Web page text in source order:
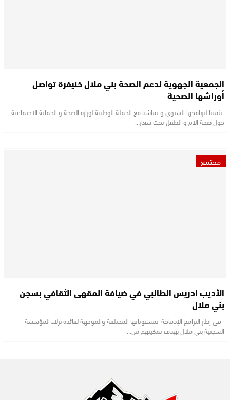
الجمعية الجهوية لدعم الصحة بني ملال خنيفرة تواصل
أوراشها الصحية
تثمينا لبرنامجها السنوي و تماشيا مع الحملة الوطنية لوزارة الصحة و الحماية الاجتماعية
حول صحة الام و الطفل تحت شعار…
مجتمع
الأديب ادريس الطالبي في ضيافة المقهى الثقافي بسجن
بني ملال
في إطار البرامج الإدماجة بمستوياتها المختلفة والموجهة لفائدة نزلاء المؤسسة
السجنية بني ملال بهدف تمكينهم من…